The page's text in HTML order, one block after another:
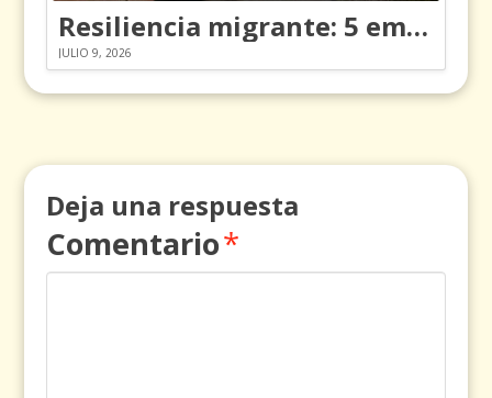
Resiliencia migrante: 5 emociones y cómo gestionarlas
JULIO 9, 2026
Deja una respuesta
Comentario*